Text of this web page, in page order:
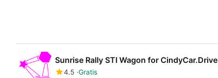
Sunrise Rally STI Wagon for CindyCar.Drive
4.5 Gratis